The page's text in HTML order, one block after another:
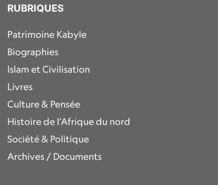
RUBRIQUES
Patrimoine Kabyle
Biographies
Islam et Civilisation
Livres
Culture & Pensée
Histoire de l’Afrique du nord
Société & Politique
Archives / Documents